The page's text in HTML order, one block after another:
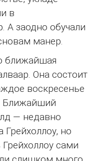
в
А заодно обучали
манер.
ближайшая
Она состоит
воскресенье
Ближайший
— недавно
но
Грейхоллоу сами